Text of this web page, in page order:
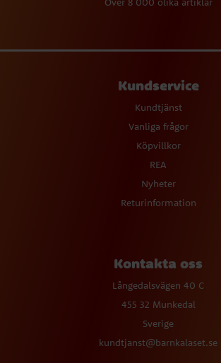
Kundservice
Kundtjänst
Vanliga frågor
Köpvillkor
REA
Nyheter
Returinformation
Kontakta oss
Långedalsvägen 40 C
455 32 Munkedal
Sverige
kundtjanst@barnkalaset.se